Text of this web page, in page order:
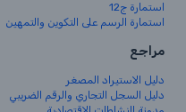
استمارة ج12
استمارة الرسم على التكوين والتمهين
مراجع
دليل الاستيراد المصغر
دليل السجل التجاري والرقم الضريبي